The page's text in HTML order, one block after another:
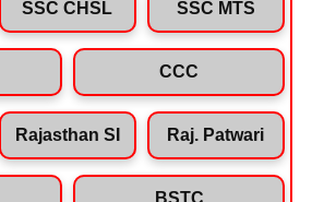
SSC CHSL SSC MTS
CCC
Rajasthan SI Raj. Patwari
BSTC